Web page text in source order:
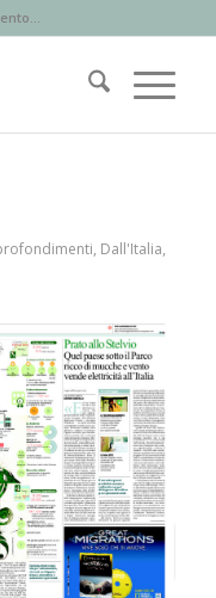
, Dall'Italia,